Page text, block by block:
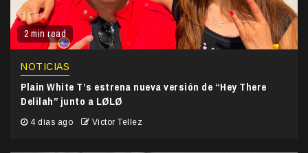
2 min read
NOTICIAS
Plain White T’s estrena nueva versión de “Hey There
Delilah” junto a LØLØ
4 días ago Victor Tellez